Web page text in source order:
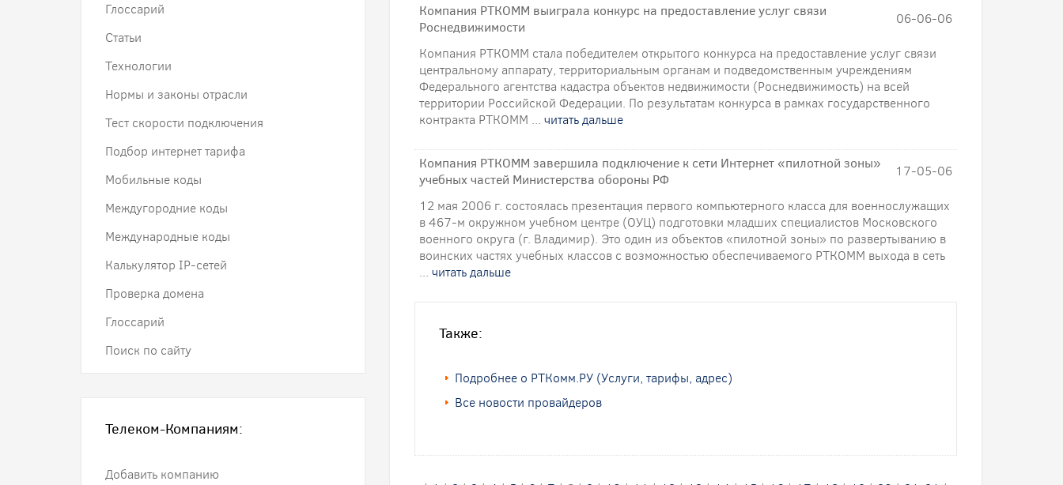
Компания РТКОММ выиграла конкурс на предоставление услуг связи
Роснедвижимости
06-06-06
Компания РТКОММ стала победителем открытого конкурса на предоставление услуг связи
центральному аппарату, территориальным органам и подведомственным учреждениям
Федерального агентства кадастра объектов недвижимости (Роснедвижимость) на всей
территории Российской Федерации. По результатам конкурса в рамках государственного
контракта РТКОММ ... читать дальше
Компания РТКОММ завершила подключение к сети Интернет «пилотной зоны»
учебных частей Министерства обороны РФ
17-05-06
12 мая 2006 г. состоялась презентация первого компьютерного класса для военнослужащих
в 467-м окружном учебном центре (ОУЦ) подготовки младших специалистов Московского
военного округа (г. Владимир). Это один из объектов «пилотной зоны» по развертыванию в
воинских частях учебных классов с возможностью обеспечиваемого РТКОММ выхода в сеть
... читать дальше
Также:
Подробнее о РТКомм.РУ (Услуги, тарифы, адрес)
Все новости провайдеров
Глоссарий
Статьи
Технологии
Нормы и законы отрасли
Тест скорости подключения
Подбор интернет тарифа
Мобильные коды
Междугородние коды
Международные коды
Калькулятор IP-сетей
Проверка домена
Глоссарий
Поиск по сайту
Телеком-Компаниям:
Добавить компанию